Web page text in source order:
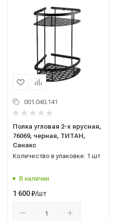
001.040.141
Полка угловая 2-х ярусная,
76069, черная, ТИТАН,
Санакс
Количество в упаковке: 1 шт
В наличии
1 600₽/шт